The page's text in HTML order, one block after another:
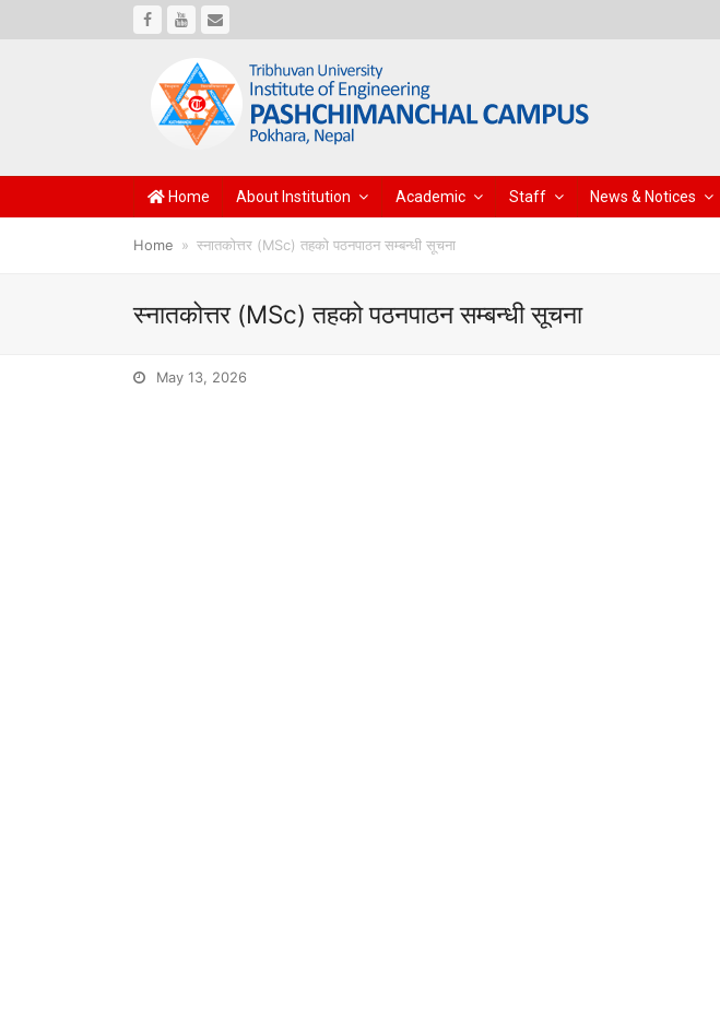
Facebook
Youtube
Home About Institution Academic Staff News & Notices
Home » स्नातकोत्तर (MSc) तहको पठनपाठन सम्बन्धी सूचना
स्नातकोत्तर (MSc) तहको पठनपाठन सम्बन्धी सूचना
May 13, 2026